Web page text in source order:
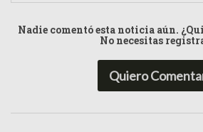
Nadie comentó esta noticia aún.
No necesitas
Quiero